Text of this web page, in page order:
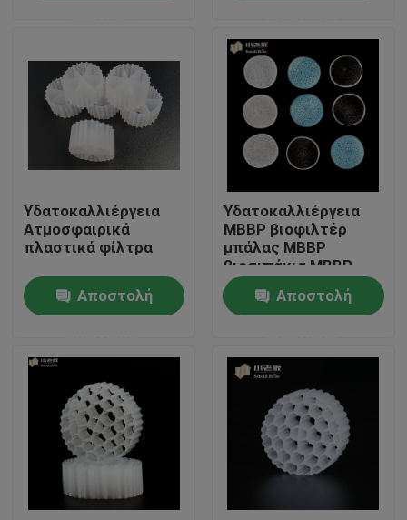
Περίπου εμείς
Γύρος εργοστασίων
Ποιοτικός έλεγχος
Μας ελάτε σε επαφή με
Ζητήστε ένα απόσπασμα
Μέσα φίλτρου MBBR
Βιο μέσα MBBR
Υδατοκαλλιέργεια
Ατμοσφαιρικά
πλαστικά φίλτρα
Αποστολή
Υδατοκαλλιέργεια
ΜΒΒΡ βιοφιλτέρ
μπάλας ΜΒΒΡ
βιοσιπάκια ΜΒΒΡ
μέσα για λίμνη κοί
Αποστολή